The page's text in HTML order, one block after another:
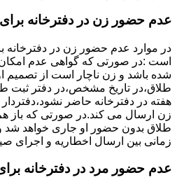
عدم حضور زن در دفترخانه
در موارد عدم حضور زن در دفترخانه
است :در صورتی که گواهی عدم
شده باشد و زن ناچار است از تصمیم
طلاق،در تاریخ مشخص،در دفتر
هفته در دفترخانه حاضر
زن ارسال می کند.در صورتی که باز
طلاق بدون حضور او جاری خواهد شد
زمانی بین ارسال اخطاریه و اجرای
عدم حضور مرد در دفترخانه